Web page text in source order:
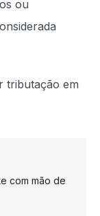
ou
tributação em
com mão de